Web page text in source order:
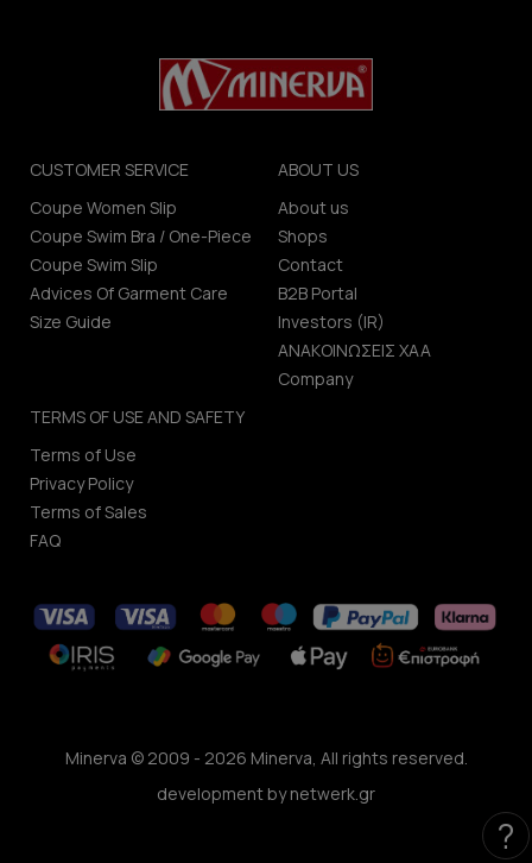
CUSTOMER SERVICE
Coupe Women Slip
Coupe Swim Bra / One-Piece
Coupe Swim Slip
Advices Of Garment Care
Size Guide
ABOUT US
About us
Shops
Contact
B2B Portal
Investors (IR)
ΑΝΑΚΟΙΝΩΣΕΙΣ ΧΑΑ
Company
TERMS OF USE AND SAFETY
Terms of Use
Privacy Policy
Terms of Sales
FAQ
Minerva © 2009 - 2026 Minerva, All rights reserved.
development bynetwerk.gr
?